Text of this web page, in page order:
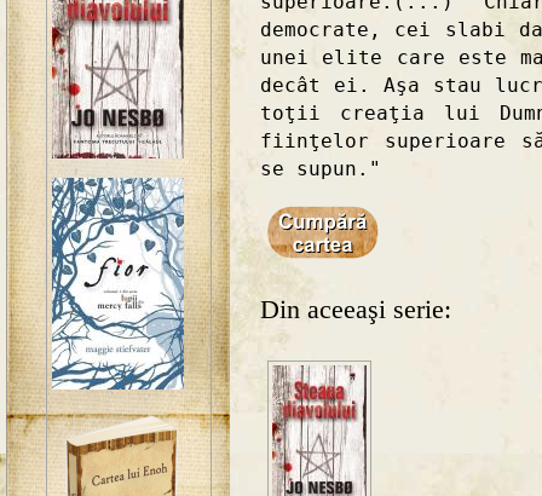
democrate, cei slabi
unei elite care este
decât ei. Aşa stau
toţii creaţia lui
fiinţelor superioare
se supun."
Din aceeaşi serie: